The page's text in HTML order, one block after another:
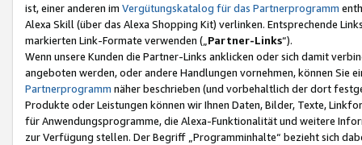
ist, einer anderen im Vergütungskatalog für das Partnerprogramm
Alexa Skill (über das Alexa Shopping Kit) verlinken. Entsprechende
markierten Link-Formate verwenden („ Partner-Links“).
Wenn unsere Kunden die Partner-Links anklicken oder sich damit
angeboten werden, oder andere Handlungen vornehmen, können Sie
Partnerprogramm näher beschrieben (und vorbehaltlich der dort
Produkte oder Leistungen können wir Ihnen Daten, Bilder, Texte,
für Anwendungsprogramme, die Alexa-Funktionalität und weitere
zur Verfügung stellen. Der Begriff „Programminhalte“ bezieht sich